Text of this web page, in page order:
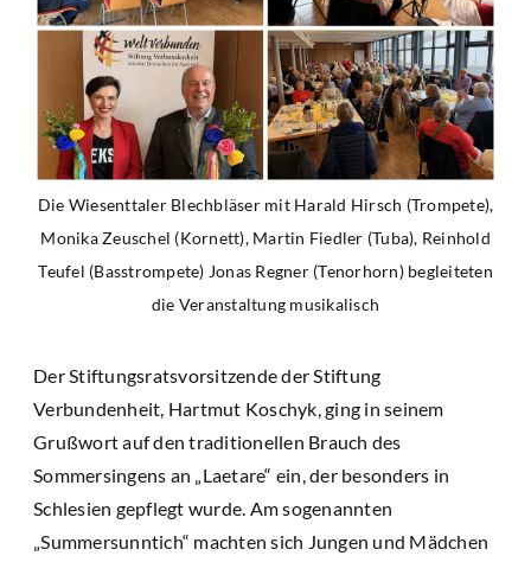
Die Wiesenttaler Blechbläser mit Harald Hirsch (Trompete),
Monika Zeuschel (Kornett), Martin Fiedler (Tuba), Reinhold
Teufel (Basstrompete) Jonas Regner (Tenorhorn) begleiteten
die Veranstaltung musikalisch
Der Stiftungsratsvorsitzende der Stiftung
Verbundenheit, Hartmut Koschyk, ging in seinem
Grußwort auf den traditionellen Brauch des
Sommersingens an „Laetare“ ein, der besonders in
Schlesien gepflegt wurde. Am sogenannten
„Summersunntich“ machten sich Jungen und Mädchen